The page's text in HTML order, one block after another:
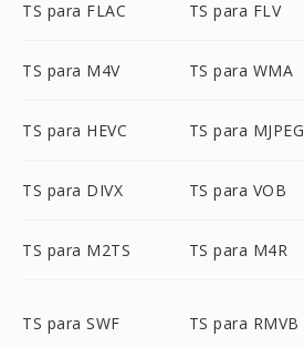
TS para FLAC TS para FLV
TS para M4V TS para WMA
TS para HEVC TS para MJPEG
TS para DIVX TS para VOB
TS para M2TS TS para M4R
TS para SWF TS para RMVB